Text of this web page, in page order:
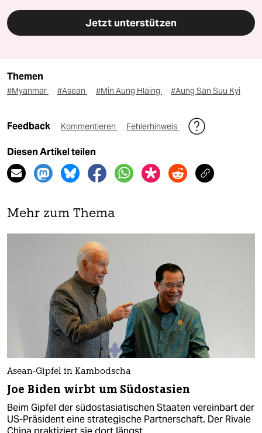
Jetzt unterstützen
Themen
#Myanmar #Asean #Min Aung Hlaing #Aung San Suu Kyi
Feedback Kommentieren Fehlerhinweis
Diesen Artikel teilen
Mehr zum Thema
Asean-Gipfel in Kambodscha
Joe Biden wirbt um Südostasien
Beim Gipfel der südostasiatischen Staaten vereinbart der
US-Präsident eine strategische Partnerschaft. Der Rivale